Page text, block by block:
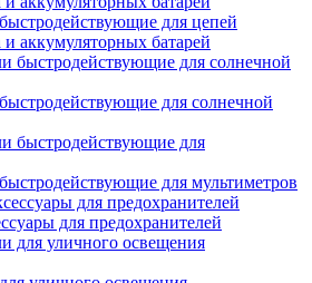
для цепей
и аккумуляторных батарей
для солнечной
для мультиметров
для предохранителей